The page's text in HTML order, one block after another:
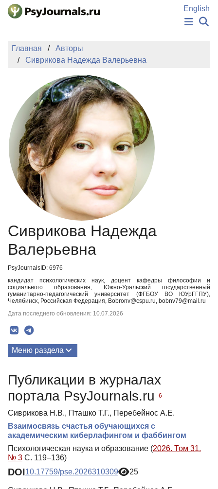
Перейти к основному содержанию
English
ИЗДАНИЯ
АВТОРЫ
ПОДАТЬ РУКОПИСЬ
БАЗА ЗНАНИЙ
КЛЮЧЕВЫЕ СЛОВА
Регистрация
Главная
Авторы
Сиврикова Надежда Валерьевна
Сиврикова Надежда
Валерьевна
PsyJournalsID: 6976
кандидат психологических наук, доцент кафедры философии и
социального образования, Южно-Уральский государственный
гуманитарно-педагогический университет (ФГБОУ ВО ЮУрГГПУ),
Челябинск, Российская Федерация, Bobronv@cspu.ru, bobnv79@mail.ru
Дата последнего обновления: 10.07.2026
Меню раздела
Медиа-материалы
Публикации в журналах
портала PsyJournals.ru
6
Сиврикова Н.В., Пташко Т.Г., Перебейнос А.Е.
Взаимосвязь счастья обучающихся с
академическим киберлафингом и фаббингом
Психологическая наука и образование (2026. Том 31.
№ 3 С. 119–136)
DOI10.17759/pse.2026310309 25